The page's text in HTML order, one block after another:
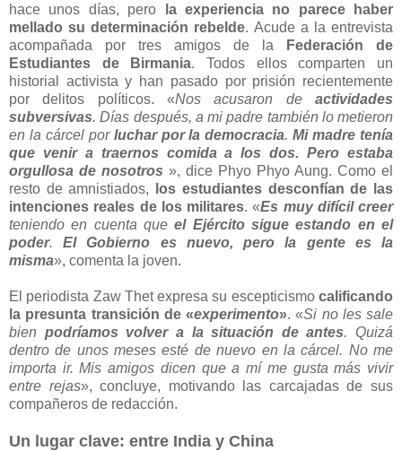
hace unos días, pero
la experiencia no parece haber
mellado su determinación rebelde. Acude a la entrevista
acompañada por tres amigos de la
Federación de
Estudiantes de Birmania. Todos ellos comparten un
historial activista y han pasado por prisión recientemente
por delitos políticos. «Nos acusaron de actividades
subversivas. Días después, a mi padre también lo metieron
en la cárcel por luchar por la democracia.Mi madre tenía
que venir a traernos comida a los dos. Pero estaba
orgullosa de nosotros », dice Phyo Phyo Aung. Como el
resto de amnistiados,
los estudiantes desconfían de las
intenciones reales de los militares. «Es muy difícil creer
teniendo en cuenta queel Ejército sigue estando en el
poder.El Gobierno es nuevo, pero la gente es la
misma», comenta la joven.
El periodista Zaw Thet expresa su escepticismo calificando
la presunta transición de «experimento». «Si no les sale
bien podríamos volver a la situación de antes. Quizá
dentro de unos meses esté de nuevo en la cárcel. No me
importa ir. Mis amigos dicen que a mí me gusta más vivir
entre rejas», concluye, motivando las carcajadas de sus
compañeros de redacción.
Un lugar clave: entre India y China